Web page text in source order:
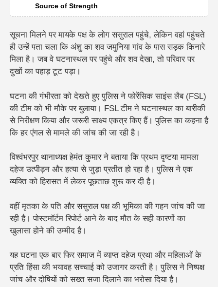
Source of Strength
सूचना मिलने पर मायके पक्ष के लोग ससुराल पहुंचे, लेकिन वहां पहुंचते
ही उन्हें पता चला कि अंशु का शव जमुनिया गांव के पास सड़क किनारे
मिला है। जब वे घटनास्थल पर पहुंचे और शव देखा, तो परिवार पर
दुखों का पहाड़ टूट पड़ा।
घटना की गंभीरता को देखते हुए पुलिस ने फोरेंसिक साइंस लैब (FSL)
की टीम को भी मौके पर बुलाया। FSL टीम ने घटनास्थल का बारीकी
से निरीक्षण किया और जरूरी साक्ष्य एकत्र किए हैं। पुलिस का कहना है
कि हर एंगल से मामले की जांच की जा रही है।
विश्वंभरपुर थानाध्यक्ष हेमंत कुमार ने बताया कि प्रथम दृष्टया मामला
दहेज उत्पीड़न और हत्या से जुड़ा प्रतीत हो रहा है। पुलिस ने एक
व्यक्ति को हिरासत में लेकर पूछताछ शुरू कर दी है।
वहीं मृतका के पति और ससुराल पक्ष की भूमिका की गहन जांच की जा
रही है। पोस्टमॉर्टम रिपोर्ट आने के बाद मौत के सही कारणों का
खुलासा होने की उम्मीद है।
यह घटना एक बार फिर समाज में व्याप्त दहेज प्रथा और महिलाओं के
प्रति हिंसा की भयावह सच्चाई को उजागर करती है। पुलिस ने निष्पक्ष
जांच और दोषियों को सख्त सजा दिलाने का भरोसा दिया है।